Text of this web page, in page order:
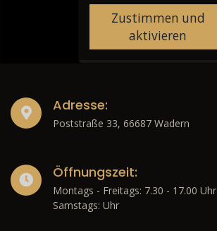
Zustimmen und
aktivieren
Adresse:
Poststraße 33, 66687 Wadern
Öffnungszeit:
Montags - Freitags: 7.30 - 17.00 Uhr
Samstags: Uhr